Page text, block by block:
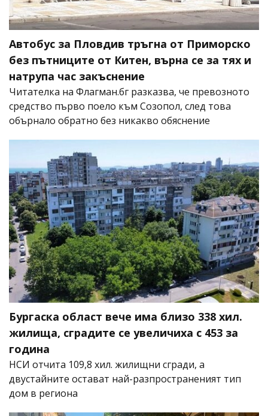
Автобус за Пловдив тръгна от Приморско
без пътниците от Китен, върна се за тях и
натрупа час закъснение
Читателка на Флагман.бг разказва, че превозното
средство първо поело към Созопол, след това
обърнало обратно без никакво обяснение
Бургаска област вече има близо 338 хил.
жилища, сградите се увеличиха с 453 за
година
НСИ отчита 109,8 хил. жилищни сгради, а
двустайните остават най-разпространеният тип
дом в региона